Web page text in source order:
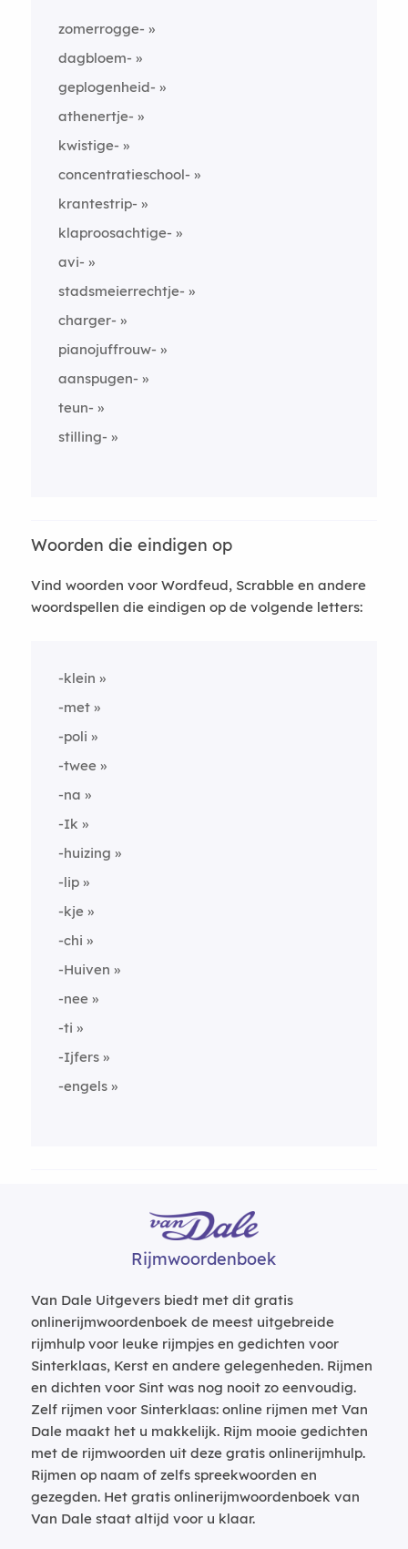
zomerrogge-
dagbloem-
geplogenheid-
athenertje-
kwistige-
concentratieschool-
krantestrip-
klaproosachtige-
avi-
stadsmeierrechtje-
charger-
pianojuffrouw-
aanspugen-
teun-
stilling-
Woorden die eindigen op
Vind woorden voor Wordfeud, Scrabble en andere
woordspellen die eindigen op de volgende letters:
-klein
-met
-poli
-twee
-na
-Ik
-huizing
-lip
-kje
-chi
-Huiven
-nee
-ti
-Ijfers
-engels
Rijmwoordenboek
Van Dale Uitgevers biedt met dit gratis
onlinerijmwoordenboek de meest uitgebreide
rijmhulp voor leuke rijmpjes en gedichten voor
Sinterklaas, Kerst en andere gelegenheden. Rijmen
en dichten voor Sint was nog nooit zo eenvoudig.
Zelf rijmen voor Sinterklaas: online rijmen met Van
Dale maakt het u makkelijk. Rijm mooie gedichten
met de rijmwoorden uit deze gratis onlinerijmhulp.
Rijmen op naam of zelfs spreekwoorden en
gezegden. Het gratis onlinerijmwoordenboek van
Van Dale staat altijd voor u klaar.